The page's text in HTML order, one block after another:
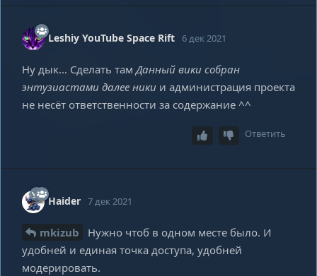
Leshiy YouTube Space Rift 6 дек 2021
Ну дык… Сделать тамДанный вики собран
энтузиастами далее ники и администрация проекта
не несёт ответственности за содержание ^^
Ответить
Haider 7 дек 2021
mkizub
Нужно чтоб в одном месте было. И
удобней и единая точка доступа, удобней
модерировать.